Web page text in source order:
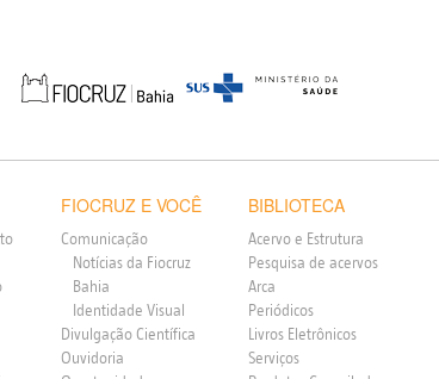
FIOCRUZ E VOCÊ
Comunicação
Notícias da Fiocruz
Bahia
Identidade Visual
Divulgação Científica
Ouvidoria
BIBLIOTECA
Acervo e Estrutura
Pesquisa de acervos
Arca
Periódicos
Livros Eletrônicos
Serviços